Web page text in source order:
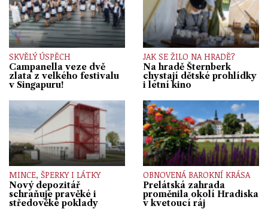
SKVĚLÝ ÚSPĚCH
Campanella veze dvě
zlata z velkého festivalu
v Singapuru!
JAK SE ŽILO NA HRADĚ?
Na hradě Šternberk
chystají dětské prohlídky
i letní kino
MINCE, ŠPERKY I LÁTKY
Nový depozitář
schraňuje pravěké i
středověké poklady
OBNOVENÁ BAROKNÍ KRÁSA
Prelátská zahrada
proměnila okolí Hradiska
v kvetoucí ráj